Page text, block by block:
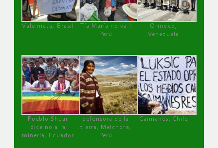
Vale mata, Brasil
Tía María no va !
Perú
Orinoco,
Venezuela
Pueblo Shuar
dice no a la
minería, Ecuador
defensora de la
tierra, Melchora,
Perú
Caimanes, Chile